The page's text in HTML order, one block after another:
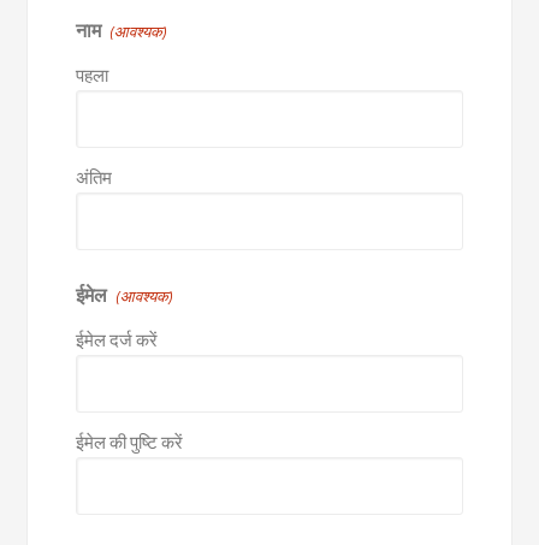
नाम (आवश्यक)
पहला
अंतिम
ईमेल (आवश्यक)
ईमेल दर्ज करें
ईमेल की पुष्टि करें